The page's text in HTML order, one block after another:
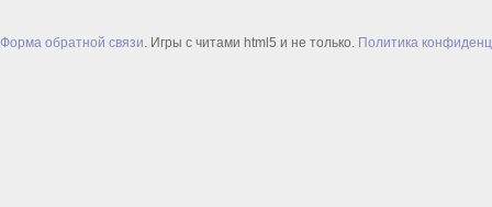
Форма обратной связи . Игры с читами html5 и не только. Политика